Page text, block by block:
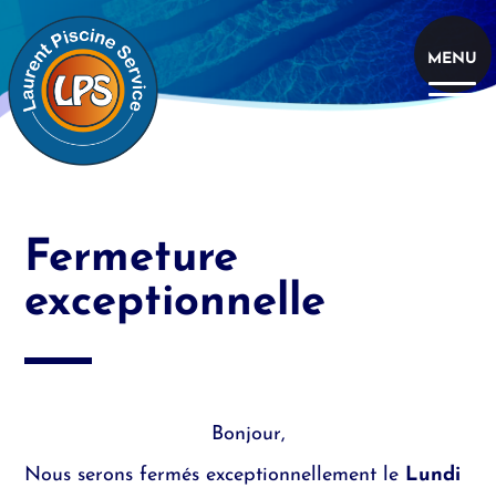
contenu
principal
MENU
Fermeture
exceptionnelle
Bonjour,
Nous serons fermés exceptionnellement le Lundi